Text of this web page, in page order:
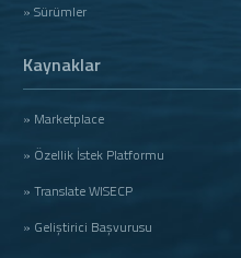
» Sürümler
Kaynaklar
» Marketplace
» Özellik İstek Platformu
» Translate WISECP
» Geliştirici Başvurusu